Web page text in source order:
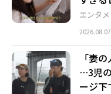
エンタメ
2026.08.07
「妻
…3児
ージ下